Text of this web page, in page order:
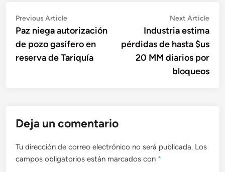
Navegación
de
entradas
Previous ArticlePrevious
article:
Paz niega autorización
de pozo gasífero en
reserva de Tariquía
Next Article
Industria estima
pérdidas de hasta $us
20 MM diarios por
bloqueos
Deja un comentario
Tu dirección de correo electrónico no será publicada. Los
campos obligatorios están marcados con *